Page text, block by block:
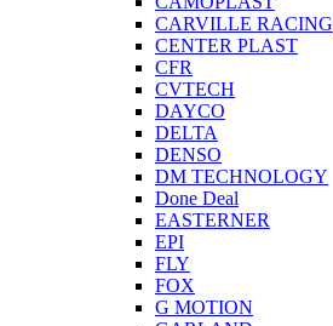
CARVILLE RACING
CENTER PLAST
CFR
CVTECH
DAYCO
DELTA
DENSO
DM TECHNOLOGY
Done Deal
EASTERNER
EPI
FLY
FOX
G MOTION